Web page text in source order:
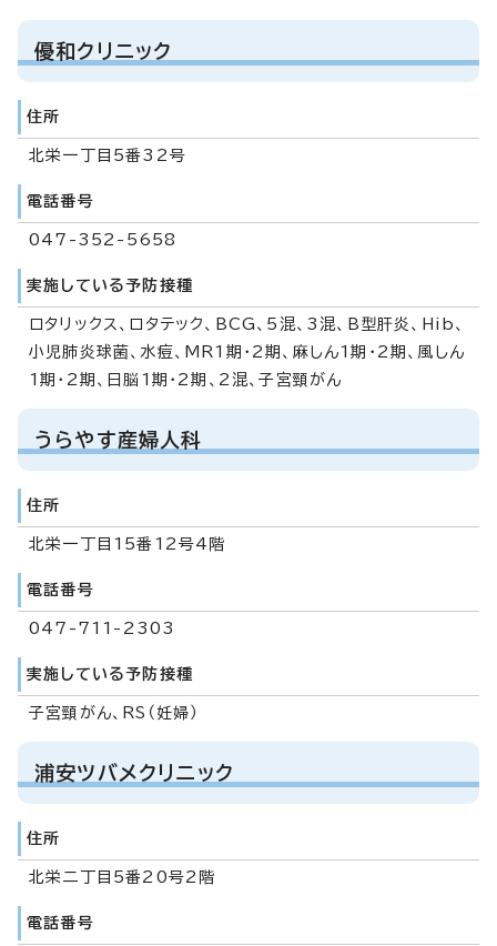
優和クリニック
住所
北栄一丁目5番32号
電話番号
047-352-5658
実施している予防接種
ロタリックス、ロタテック、BCG、5混、3混、B型肝炎、Hib、
小児肺炎球菌、水痘、MR1期・2期、麻しん1期・2期、風しん
1期・2期、日脳1期・2期、2混、子宮頸がん
うらやす産婦人科
住所
北栄一丁目15番12号4階
電話番号
047-711-2303
実施している予防接種
子宮頸がん、RS（妊婦）
浦安ツバメクリニック
住所
北栄二丁目5番20号2階
電話番号